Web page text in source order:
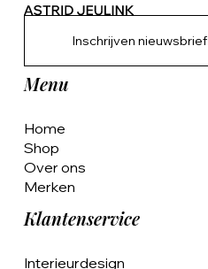
Inschrijven nieuwsbrief
Menu
Home
Shop
Over ons
Merken
Klantenservice
Interieurdesign